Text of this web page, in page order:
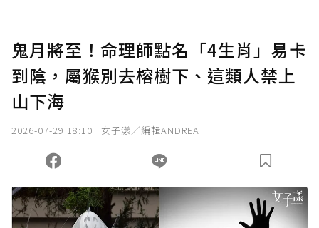
確認送出
您當前剩餘 U 利點數：0點；前往 購買點數
鬼月將至！命理師點名「4生肖」易卡
到陰，屬猴別去榕樹下、這類人禁上
山下海
2026-07-29 18:10 女子漾／編輯ANDREA